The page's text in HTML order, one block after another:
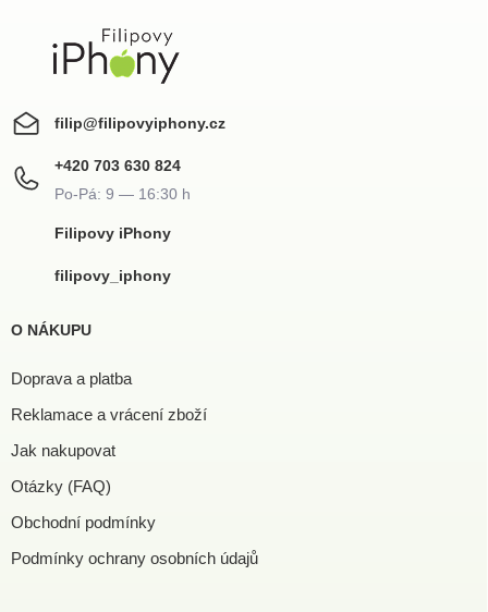
filip@filipovyiphony.cz
+420 703 630 824
Filipovy iPhony
filipovy_iphony
O NÁKUPU
Doprava a platba
Reklamace a vrácení zboží
Jak nakupovat
Otázky (FAQ)
Obchodní podmínky
Podmínky ochrany osobních údajů